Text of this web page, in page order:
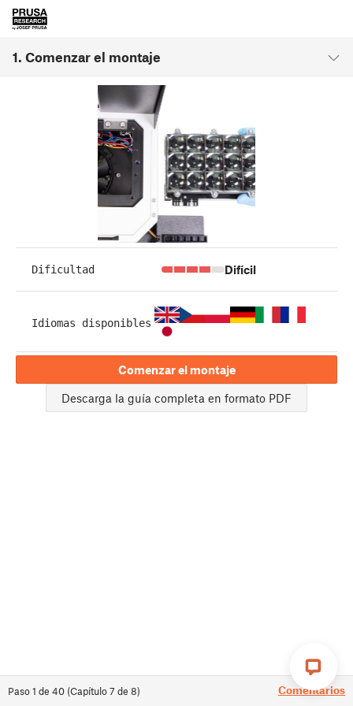
1. Comenzar el montaje
Paso1 de 40 (Capítulo7 de 8) Comentarios
Dificultad Difícil
Idiomas disponibles
Comenzar el montaje
Descarga la guía completa en formato PDF